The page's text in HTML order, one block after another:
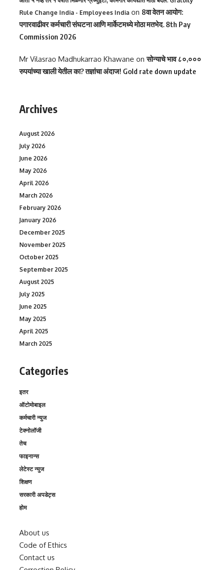
Rule Change India - Employees India on 8वा वेतन आयोग:
पगारवाढीवर कर्मचारी संघटना आणि मार्केटमध्ये मोठा मतभेद. 8th Pay
Commission 2026
Mr Vilasrao Madhukarrao Khawane onसोन्याचे भाव ८०,०००
रुपयांच्या खाली येतील का? तज्ञांचा अंदाज! Gold rate down update
Archives
August 2026
July 2026
June 2026
May 2026
April 2026
March 2026
February 2026
January 2026
December 2025
November 2025
October 2025
September 2025
August 2025
July 2025
June 2025
May 2025
April 2025
March 2025
Categories
इतर
ऑटोमोबाइल
कर्मचारी न्युज
टेक्नोलॉजी
तेच
फाइनान्स
लेटेस्ट न्युज
शिक्षण
सरकारी अपडेट्स
होम
About us
Code of Ethics
Contact us